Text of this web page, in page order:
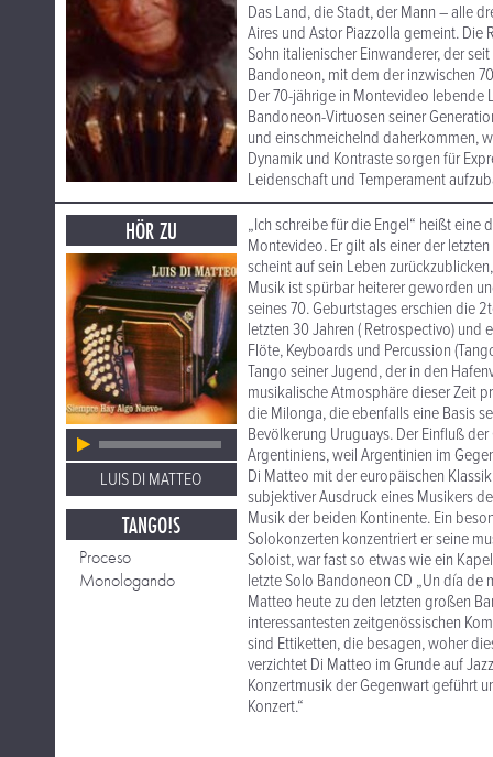
Das Land, die Stadt, der Mann – alle
Aires und Astor Piazzolla gemeint.
Sohn italienischer Einwanderer, der
Bandoneon, mit dem der inzwischen
Der 70-jährige in Montevideo lebende
Bandoneon-Virtuosen seiner
und einschmeichelnd daherkommen,
Dynamik und Kontraste sorgen für
Leidenschaft und Temperament
HÖR ZU
LUIS DI MATTEO
TANGO!S
Proceso
Monologando
„Ich schreibe für die Engel“ heißt
Montevideo. Er gilt als einer der
scheint auf sein Leben
Musik ist spürbar heiterer geworden
seines 70. Geburtstages erschien die
letzten 30 Jahren ( Retrospectivo)
Flöte, Keyboards und Percussion
Tango seiner Jugend, der in den
musikalische Atmosphäre dieser Zeit
die Milonga, die ebenfalls eine Basis
Bevölkerung Uruguays. Der Einfluß
Argentiniens, weil Argentinien im
Di Matteo mit der europäischen
subjektiver Ausdruck eines Musikers
Musik der beiden Kontinente. Ein
Solokonzerten konzentriert er seine
Soloist, war fast so etwas wie ein
letzte Solo Bandoneon CD „Un día de
Matteo heute zu den letzten großen
interessantesten zeitgenössischen
sind Ettiketten, die besagen, woher
verzichtet Di Matteo im Grunde auf
Konzertmusik der Gegenwart geführt
Konzert.“